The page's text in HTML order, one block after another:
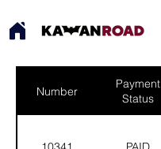
Number
Payment
Status